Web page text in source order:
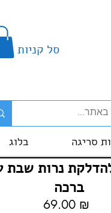
סל קניות
סריגה בלוג
נרות שבת
ברכה
69.00 ₪